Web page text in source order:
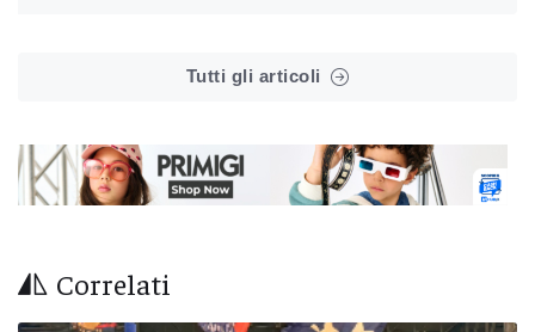
Tutti gli articoli
Correlati